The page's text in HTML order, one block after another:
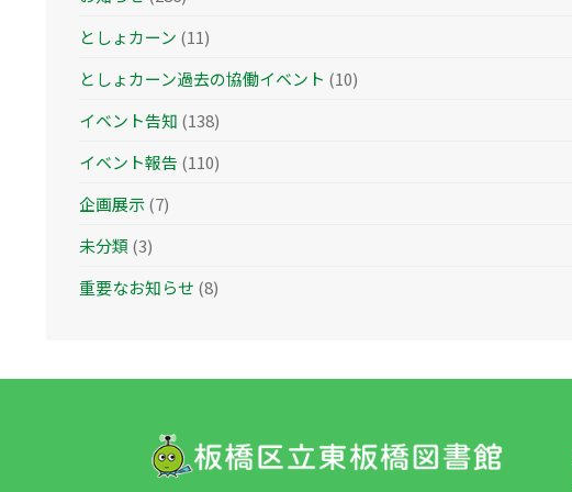
としょカーン (11)
としょカーン過去の協働イベント (10)
イベント告知 (138)
イベント報告 (110)
企画展示(7)
未分類 (3)
重要なお知らせ (8)